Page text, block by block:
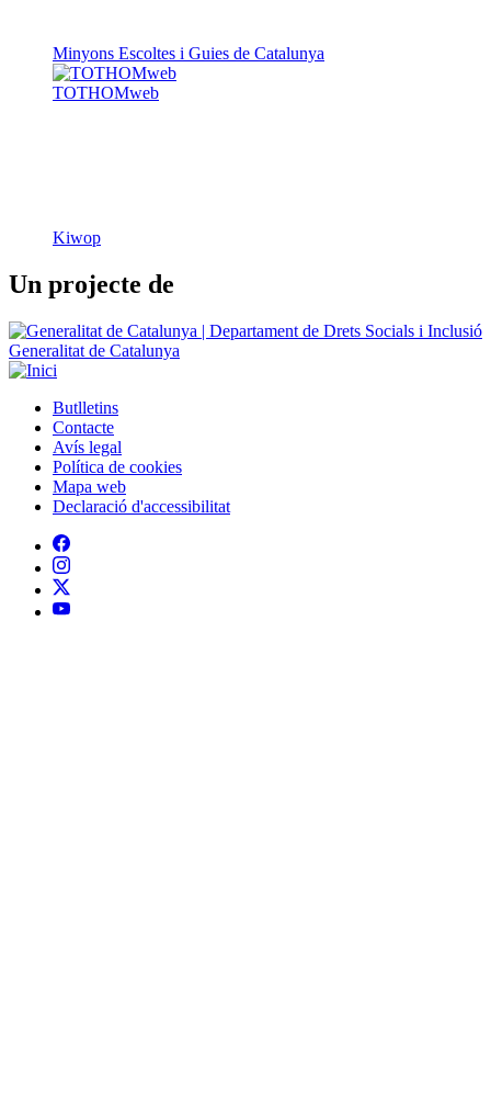
Minyons Escoltes i Guies de Catalunya
TOTHOMweb
Kiwop
Un projecte de
Generalitat de Catalunya
Peu
Butlletins
Contacte
Avís legal
Política de cookies
Mapa web
Declaració d'accessibilitat